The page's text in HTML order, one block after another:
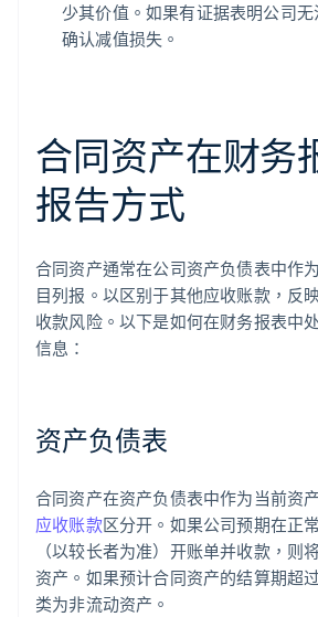
少其价值。如果有证据表明公司
确认减值损失。
合同资产在财务
报告方式
合同资产通常在公司资产负债表中作
目列报。以区别于其他应收账款，反
收款风险。以下是如何在财务报表中
信息：
资产负债表
合同资产在资产负债表中作为当前资
应收账款区分开。如果公司预期在正
（以较长者为准）开账单并收款，则
资产。如果预计合同资产的结算期超
类为非流动资产。